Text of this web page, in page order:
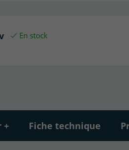
En stock
+ Fiche technique